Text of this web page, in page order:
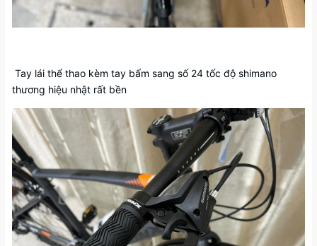
Tay lái thể thao kèm tay bấm sang số 24 tốc độ shimano
thương hiệu nhật rất bền